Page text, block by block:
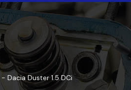
- Dacia Duster 1.5 DCi